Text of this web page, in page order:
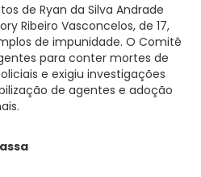
de Ryan da Silva Andrade
Ribeiro Vasconcelos, de 17,
de impunidade. O Comitê
para conter mortes de
e exigiu investigações
de agentes e adoção